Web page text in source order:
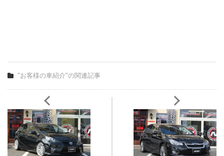
"お客様の車紹介"の関連記事